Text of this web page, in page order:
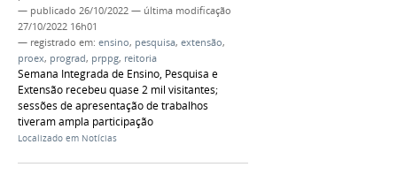
— publicado 26/10/2022 — última modificação
27/10/2022 16h01
— registrado em: ensino, pesquisa, extensão,
proex, prograd, prppg, reitoria
Semana Integrada de Ensino, Pesquisa e
Extensão recebeu quase 2 mil visitantes;
sessões de apresentação de trabalhos
tiveram ampla participação
Localizado em Notícias